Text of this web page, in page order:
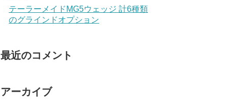
テーラーメイドMG5ウェッジ 計6種類
のグラインドオプション
最近のコメント
アーカイブ